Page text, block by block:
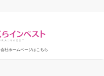
会社ホームページはこちら